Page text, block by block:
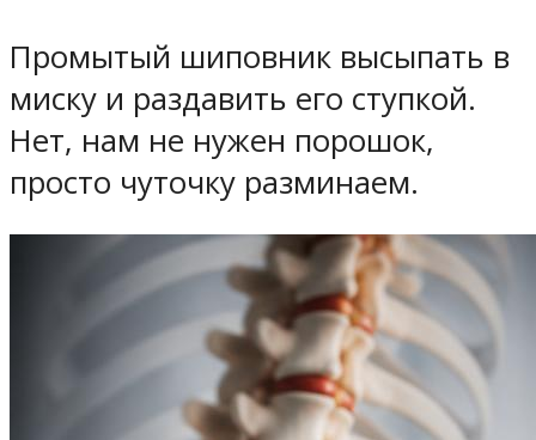
Промытый шиповник высыпать в
миску и раздавить его ступкой.
Нет, нам не нужен порошок,
просто чуточку разминаем.